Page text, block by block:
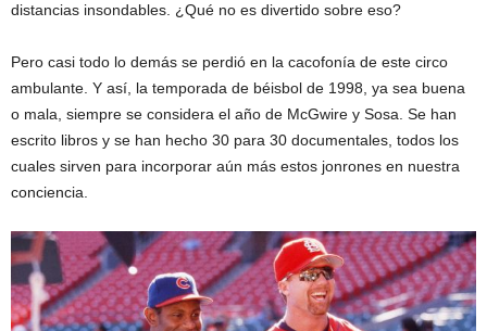
distancias insondables. ¿Qué no es divertido sobre eso?
Pero casi todo lo demás se perdió en la cacofonía de este circo
ambulante. Y así, la temporada de béisbol de 1998, ya sea buena
o mala, siempre se considera el año de McGwire y Sosa. Se han
escrito libros y se han hecho 30 para 30 documentales, todos los
cuales sirven para incorporar aún más estos jonrones en nuestra
conciencia.